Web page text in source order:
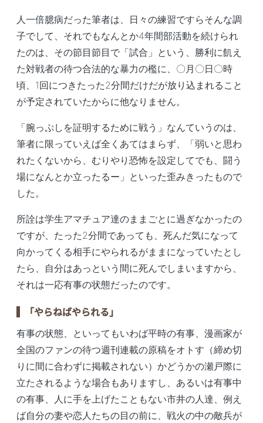
人一倍臆病だった筆者は、日々の練習ですらそんな調
子でして、それでもなんとか4年間部活動を続けられ
たのは、その節目節目で「試合」という、勝利に飢え
た対戦者の待つ合法的な暴力の檻に、〇月〇日〇時
頃、1回につきたった2分間だけだが放り込まれること
が予定されていたからに他なりません。
「腕っぷしを証明するために戦う」なんていうのは、
筆者に限っていえば全くあてはまらず、「弱いと思わ
れたくないから、むりやり恐怖を設定してでも、闘う
場になんとか立ったるー」といった歪みきったもので
した。
所詮は学生アマチュア達のままごとに過ぎなかったの
ですが、たった2分間であっても、死んだ気になって
向かってくる相手にやられるがままになっていたとし
たら、自分はあっという間に死んでしまいますから、
それは一応有事の状態だったのです。
「やらねばやられる」
有事の状態、といってもいわば平時の有事、漫画家が
全国のファンの待つ週刊連載の原稿をオトす（締め切
りに間に合わずに掲載されない）かどうかの瀬戸際に
立たされるような場合もありますし、あるいは有事中
の有事、人に手を上げたこともない市井の人達、例え
ば自分の妻や恋人たちの目の前に、戦火の中の敵兵が